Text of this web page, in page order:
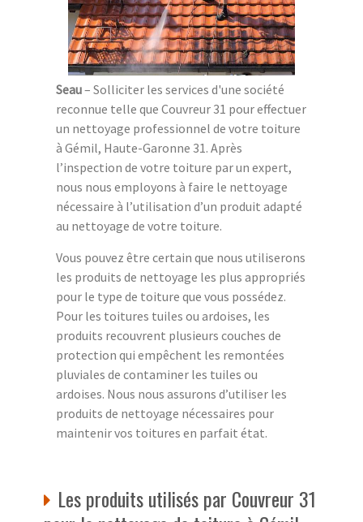
Seau– Solliciter les services d'une société
reconnue telle que Couvreur 31 pour effectuer
un nettoyage professionnel de votre toiture
à Gémil, Haute-Garonne 31. Après
l’inspection de votre toiture par un expert,
nous nous employons à faire le nettoyage
nécessaire à l’utilisation d’un produit adapté
au nettoyage de votre toiture.
Vous pouvez être certain que nous utiliserons
les produits de nettoyage les plus appropriés
pour le type de toiture que vous possédez.
Pour les toitures tuiles ou ardoises, les
produits recouvrent plusieurs couches de
protection qui empêchent les remontées
pluviales de contaminer les tuiles ou
ardoises. Nous nous assurons d’utiliser les
produits de nettoyage nécessaires pour
maintenir vos toitures en parfait état.
Les produits utilisés par Couvreur 31